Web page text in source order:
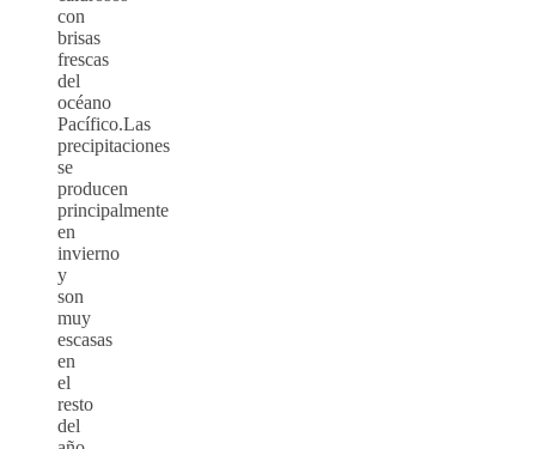
con
brisas
frescas
del
océano
Pacífico.Las
precipitaciones
se
producen
principalmente
en
invierno
y
son
muy
escasas
en
el
resto
del